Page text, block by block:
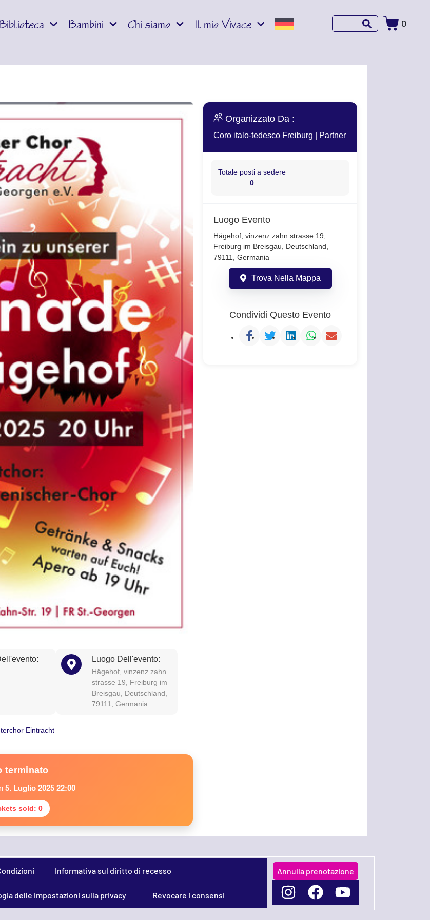
Biblioteca Bambini Chi siamo Il mio Vivace 0
Luogo Dell'evento:
Hägehof, vinzenz zahn
strasse 19, Freiburg im
Breisgau, Deutschland,
79111, Germania
Eintracht
terminato
5. Luglio 2025 22:00
sold: 0
Organizzato Da :
Coro italo-tedesco Freiburg Partner
Totale posti a sedere
0
Luogo Evento
Hägehof, vinzenz zahn strasse 19,
Freiburg im Breisgau, Deutschland,
79111, Germania
Trova Nella Mappa
Condividi Questo Evento
Informativa sul diritto di recesso
delle impostazioni sulla privacy Revocare i consensi
Annulla prenotazione